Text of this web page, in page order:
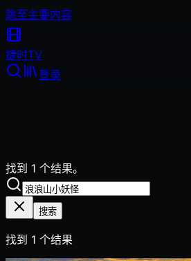
跳至主要内容
捷时TV
登录
找到 1 个结果。
搜索
找到 1 个结果